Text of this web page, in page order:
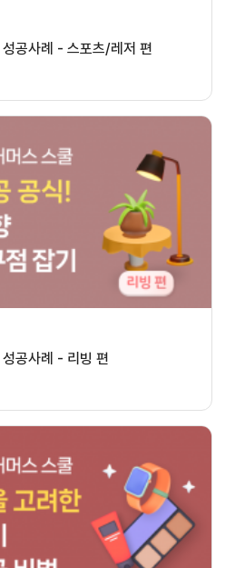
공사례 - 스포츠/레저 편
공사례 - 리빙 편